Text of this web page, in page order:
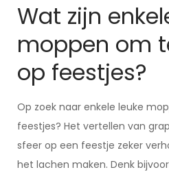
Wat zijn
moppen om
op feestjes?
Op zoek naar enkele leuke
feestjes? Het vertellen van
sfeer op een feestje zeker
het lachen maken. Denk